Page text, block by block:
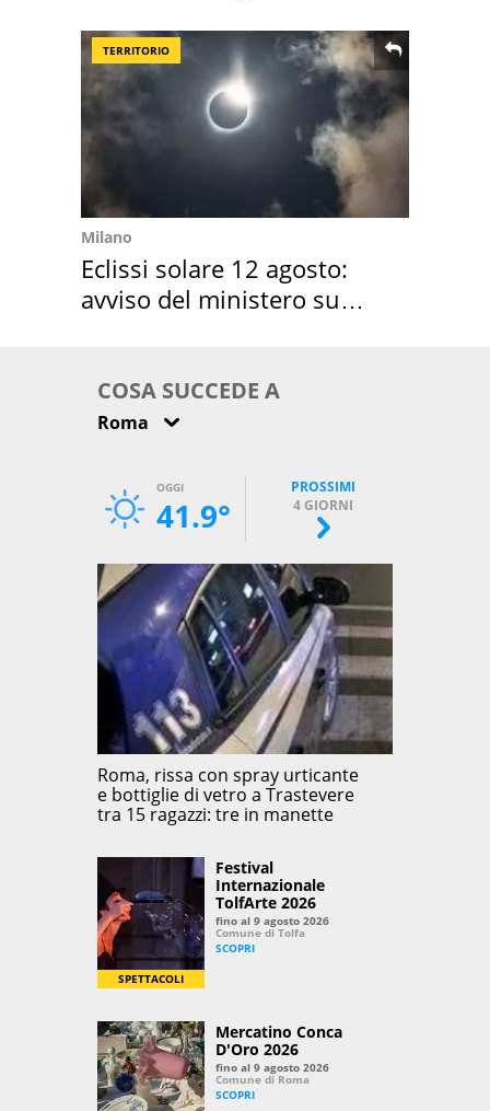
TERRITORIO
Milano
Eclissi solare 12 agosto:
avviso del ministero su